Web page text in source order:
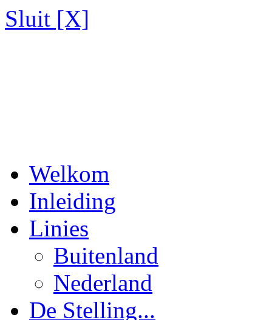
Sluit [X]
Welkom
Inleiding
Linies
Buitenland
Nederland
De Stelling...